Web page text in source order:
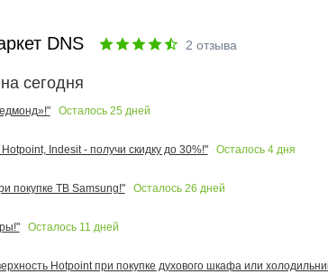
DNS 2 отзыва
сегодня
Осталось 25 дней
Indesit - получи скидку до 30%!"
Осталось 4дня
покупке ТВ Samsung!"
Осталось 26 дней
Осталось 11 дней
Hotpoint при покупке духового шкафа или